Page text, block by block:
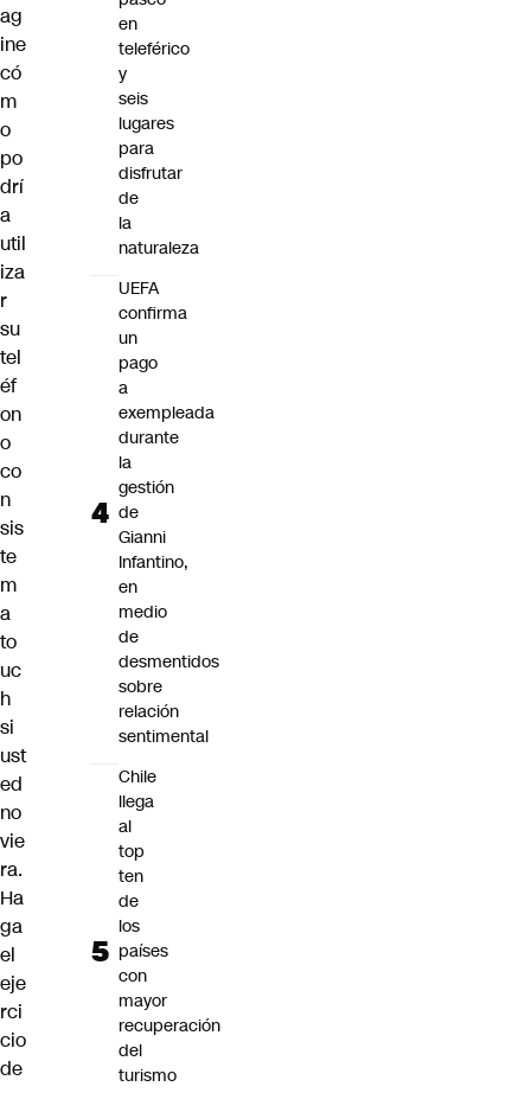
ag
ine
có
m
o
po
drí
a
util
iza
r
su
tel
éf
on
o
co
n
sis
te
m
a
to
uc
h
si
ust
ed
no
vie
ra.
Ha
ga
el
eje
rci
cio
de
en
teleférico
y
seis
lugares
para
disfrutar
de
la
naturaleza
UEFA
confirma
un
pago
a
exempleada
durante
la
gestión
de
Gianni
Infantino,
en
medio
de
desmentidos
sobre
relación
sentimental
Chile
llega
al
top
ten
de
los
países
con
mayor
recuperación
del
turismo